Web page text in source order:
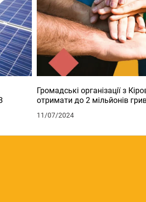
Громадські організації з
отримати до 2 мільйонів
11/07/2024